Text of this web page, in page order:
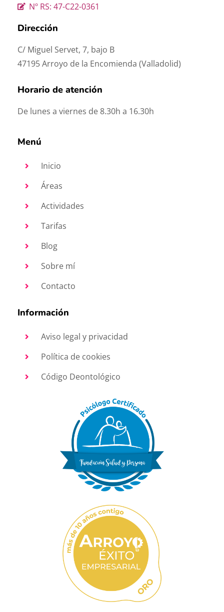
Nº RS: 47-C22-0361
Dirección
C/ Miguel Servet, 7, bajo B
47195 Arroyo de la Encomienda (Valladolid)
Horario de atención
De lunes a viernes de 8.30h a 16.30h
Menú
Inicio
Áreas
Actividades
Tarifas
Blog
Sobre mí
Contacto
Información
Aviso legal y privacidad
Política de cookies
Código Deontológico